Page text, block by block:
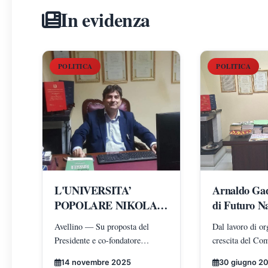
In evidenza
POLITICA
L'UNIVERSITA’
POPOLARE NIKOLA
TESLA NOMINA
ARNALDO GADOLA
DIRETTORE DEI
Avellino — Su proposta del
Presidente e co-fondatore
14 novembre 2025
POLITICA
Arnaldo
di Futuro
Caserta:
costruendo
movimento
Dal lavoro di
crescita del
30 giugno